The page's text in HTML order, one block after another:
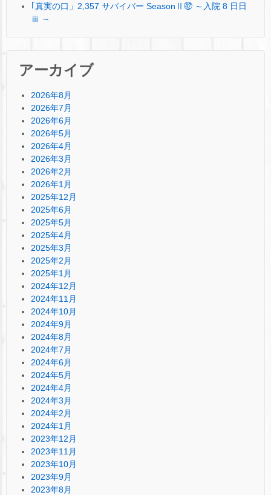
｢真実の口」2,357 サバイバー SeasonⅡ㊷ ～入院 8 日日
ⅲ ～
アーカイブ
2026年8月
2026年7月
2026年6月
2026年5月
2026年4月
2026年3月
2026年2月
2026年1月
2025年12月
2025年6月
2025年5月
2025年4月
2025年3月
2025年2月
2025年1月
2024年12月
2024年11月
2024年10月
2024年9月
2024年8月
2024年7月
2024年6月
2024年5月
2024年4月
2024年3月
2024年2月
2024年1月
2023年12月
2023年11月
2023年10月
2023年9月
2023年8月